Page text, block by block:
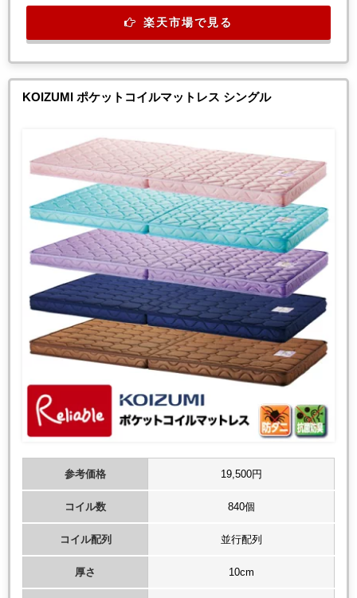
楽天市場で見る
KOIZUMI ポケットコイルマットレス シングル
参考価格 19,500円
コイル数 840個
コイル配列 並行配列
厚さ 10cm